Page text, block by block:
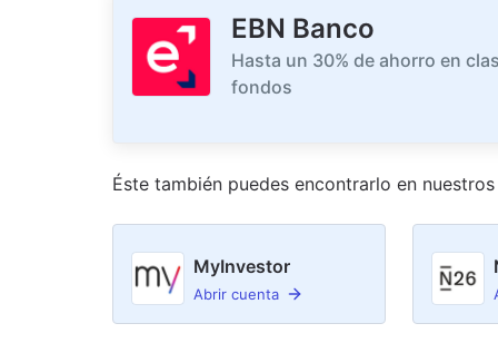
EBN Banco
Hasta un 30% de ahorro en
fondos
Éste también puedes encontrarlo en nuestros
MyInvestor
Abrir cuenta